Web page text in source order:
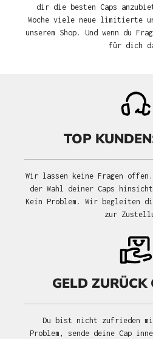
dir die besten Caps
Woche viele neue limitierte
unserem Shop. Und wenn du
für dich
TOP
Wir lassen keine Fragen
der Wahl deiner Caps
Kein Problem. Wir begleiten
zur
GELD
Du bist nicht zufrieden
Problem, sende deine Cap